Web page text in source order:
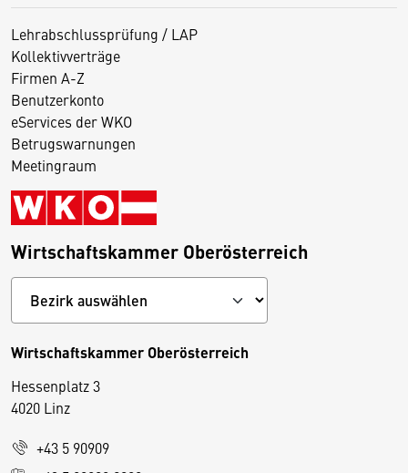
Lehrabschlussprüfung / LAP
Kollektivverträge
Firmen A-Z
Benutzerkonto
eServices der WKO
Betrugswarnungen
Meetingraum
Wirtschaftskammer Oberösterreich
Wirtschaftskammer Oberösterreich
Hessenplatz 3
4020 Linz
+43 5 90909
D